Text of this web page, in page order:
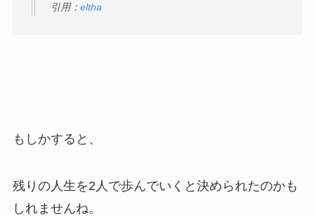
引用： eltha
もしかすると、
残りの人生を2人で歩んでいくと決められたのかも
しれませんね。